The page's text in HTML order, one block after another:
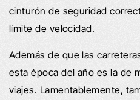
cinturón de seguridad
límite de velocidad.
Además de que las
esta época del año es la de
viajes. Lamentablemente,